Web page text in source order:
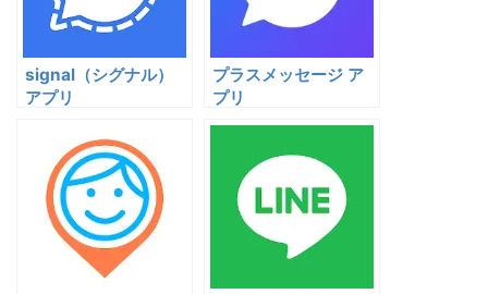
signal（シグナル）
アプリ
プラスメッセージ ア
プリ